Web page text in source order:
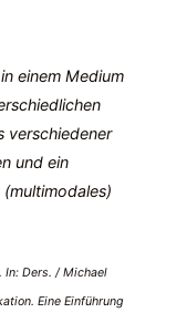
einem Medium
verschiedener
und ein
In: Ders. / Michael
Eine Einführung